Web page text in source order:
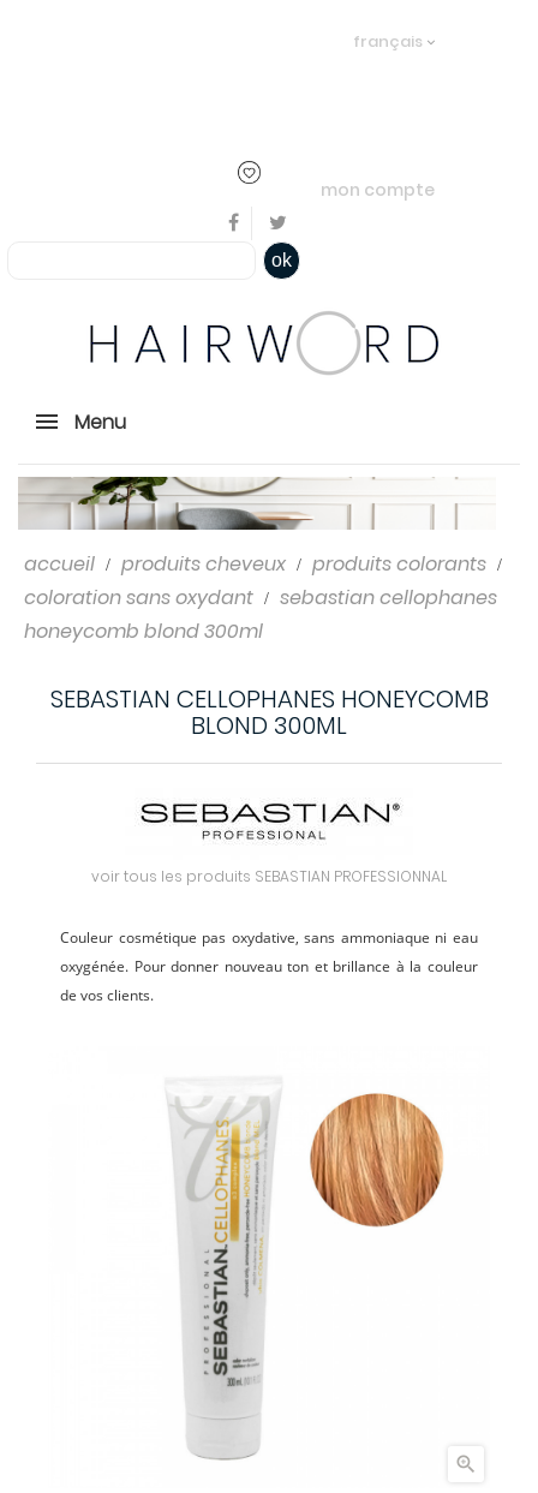
français
mon compte
ok
Menu
accueil produits cheveux
produits colorants
coloration sans oxydant
sebastian cellophanes
honeycomb blond 300ml
SEBASTIAN CELLOPHANES HONEYCOMB
BLOND 300ML
voir tous les produits SEBASTIAN PROFESSIONNAL
Couleur cosmétique pas oxydative, sans ammoniaque ni eau
oxygénée. Pour donner nouveau ton et brillance à la couleur
de vos clients.
